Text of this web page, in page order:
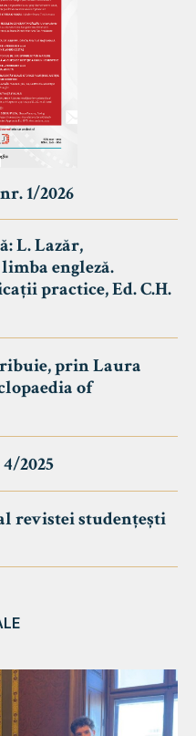
1/2026
L. Lazăr,
engleză.
practice, Ed. C.H.
prin Laura
of
2025
revistei studențești